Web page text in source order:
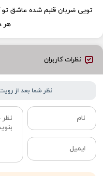
تویی ضربان قلبم شده عاشق
هر
نظرات کاربران
نظر شما بعد از